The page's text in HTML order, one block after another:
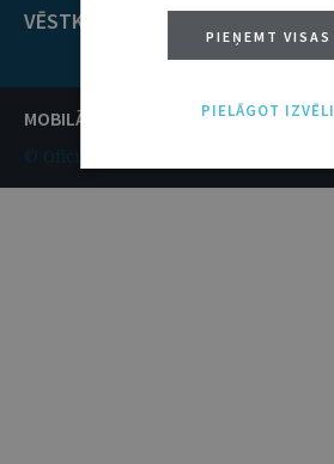
VĒSTKOPA
MOBILĀ VERSIJA / PILNĀ VERSIJA
© Oficiālais izdevējs Latvijas Vēstnesis
PIEŅEMT VISAS
PIELĀGOT IZVĒLI